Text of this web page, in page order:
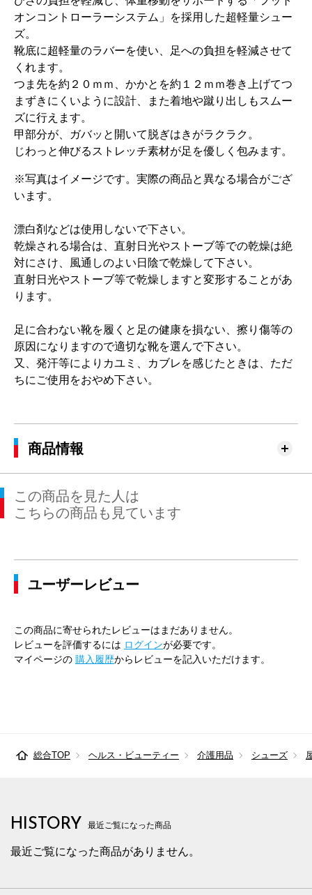
オンコントローラーシステム」を採用した超軽量シュー
ズ。
靴底に超軽量のラバーを使い、足への負担を軽減させて
くれます。
つま先を約２０ｍｍ、かかとを約１２ｍｍ巻き上げてつ
まずきにくいように設計、また着地や蹴り出しもスムー
ズに行えます。
甲部分が、ガバッと開いて脱ぎはきがラクラク。
じわっと伸びるストレッチ素材が足を優しく包みます。
※写真はイメージです。実際の商品と異なる場合がござ
います。
漂白剤などは使用しないで下さい。
乾燥される場合は、直射日光やストーブ等での乾燥は絶
対にさけ、風通しのよい日陰で乾燥して下さい。
直射日光やストーブ等で乾燥しますと変形することがあ
ります。
足に合わない靴を履くと足の健康を損ない、擦り傷等の
原因になりますので適切な靴を選んで下さい。
又、発汗等によりカユミ、カブレを感じたときは、ただ
ちにご使用をおやめ下さい。
商品情報
この商品を見た人は
こちらの商品も見ています
ユーザーレビュー
この商品に寄せられたレビューはまだありません。
レビューを評価するには ログインが必要です。
マイページの 購入履歴からレビューを記入いただけます。
総合TOP ヘルス・ビューティー 介護用品 シューズ
HISTORY 最近ご覧になった商品
最近ご覧になった商品がありません。